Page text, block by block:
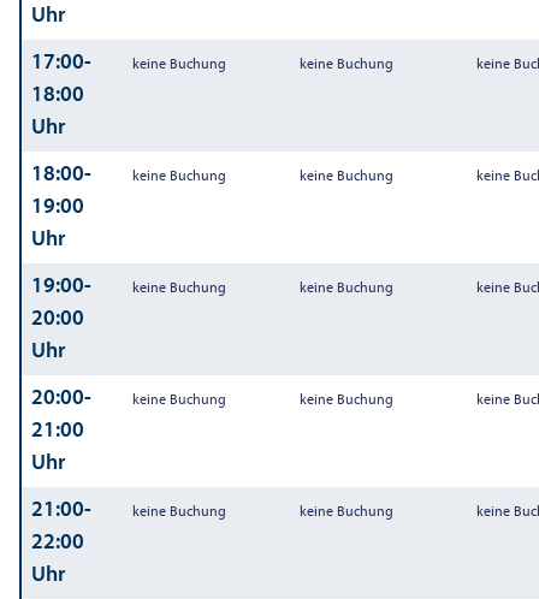
Uhr
17:00-
18:00
Uhr
keine Buchung keine Buchung keine
18:00-
19:00
Uhr
keine Buchung keine Buchung keine
19:00-
20:00
Uhr
keine Buchung keine Buchung keine
20:00-
21:00
Uhr
keine Buchung keine Buchung keine
21:00-
22:00
Uhr
keine Buchung keine Buchung keine